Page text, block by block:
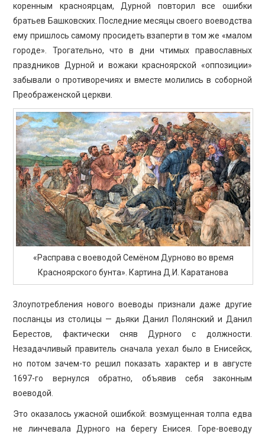
коренным красноярцам, Дурной повторил все ошибки
братьев Башковских. Последние месяцы своего воеводства
ему пришлось самому просидеть взаперти в том же «малом
городе». Трогательно, что в дни чтимых православных
праздников Дурной и вожаки красноярской «оппозиции»
забывали о противоречиях и вместе молились в соборной
Преображенской церкви.
«Расправа с воеводой Семёном Дурново во время
Красноярского бунта». Картина Д.И. Каратанова
Злоупотребления нового воеводы признали даже другие
посланцы из столицы — дьяки Данил Полянский и Данил
Берестов, фактически сняв Дурного с должности.
Незадачливый правитель сначала уехал было в Енисейск,
но потом зачем-то решил показать характер и в августе
1697-го вернулся обратно, объявив себя законным
воеводой.
Это оказалось ужасной ошибкой: возмущенная толпа едва
не линчевала Дурного на берегу Енисея. Горе-воеводу